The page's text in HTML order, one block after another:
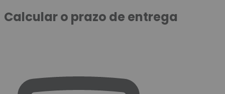
Calcular o prazo de entrega